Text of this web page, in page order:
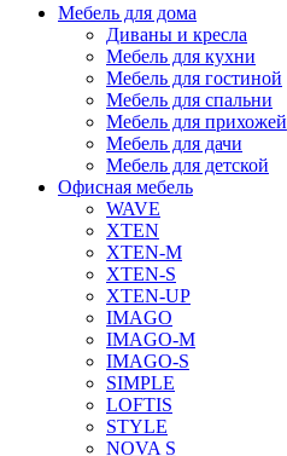
Мебель для дома
Диваны и кресла
Мебель для кухни
Мебель для гостиной
Мебель для спальни
Мебель для прихожей
Мебель для дачи
Мебель для детской
Офисная мебель
WAVE
XTEN
XTEN-M
XTEN-S
XTEN-UP
IMAGO
IMAGO-M
IMAGO-S
SIMPLE
LOFTIS
STYLE
NOVA S